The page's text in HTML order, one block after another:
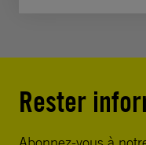
Rester